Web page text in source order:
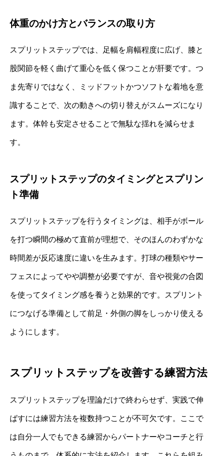
体重のかけ方とバランスの取り方
スプリットステップでは、足幅を肩幅程度に広げ、膝と
股関節を軽く曲げて重心を低く保つことが肝要です。つ
ま先寄りではなく、ミッドフットかつソフトな着地を意
識することで、次の動きへの切り替えがスムーズになり
ます。体幹も安定させることで無駄な揺れを減らせま
す。
スプリットステップのタイミングとスプリン
ト準備
スプリットステップを行うタイミングは、相手がボール
を打つ瞬間の極めて直前が理想で、そのほんのわずかな
時間差が反応速度に違いを生みます。打球の種類やサー
フェスによってやや調整が必要ですが、音や視覚の合図
を使ってタイミング感を養うと効果的です。スプリント
につなげる準備として前足・外側の脚をしっかり使える
ようにします。
スプリットステップを改善する練習方法
スプリットステップを理論だけで終わらせず、実践で伸
ばすには練習方法を複数持つことが不可欠です。ここで
は自分一人でもできる練習からパートナーやコーチと行